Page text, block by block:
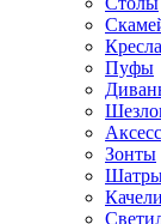
Кресла
Пуфы
Зонты
Качели